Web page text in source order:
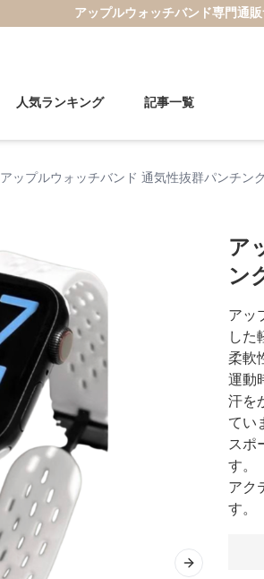
アップルウォッチバンド専門通販
人気ランキング 記事一覧
アップルウォッチバンド 通気性抜群パンチン
Next slide
ア
ン
アッ
した
柔軟
運動
汗を
てい
スポ
す。
アク
す。